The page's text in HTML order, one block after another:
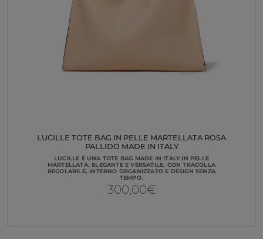
LUCILLE TOTE BAG IN PELLE MARTELLATA ROSA
PALLIDO MADE IN ITALY
LUCILLE È UNA TOTE BAG MADE IN ITALY IN PELLE
MARTELLATA. ELEGANTE E VERSATILE, CON TRACOLLA
REGOLABILE, INTERNO ORGANIZZATO E DESIGN SENZA
TEMPO.
300,00€